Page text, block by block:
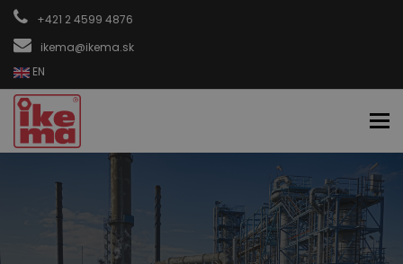
+421 2 4599 4876
ikema@ikema.sk
EN